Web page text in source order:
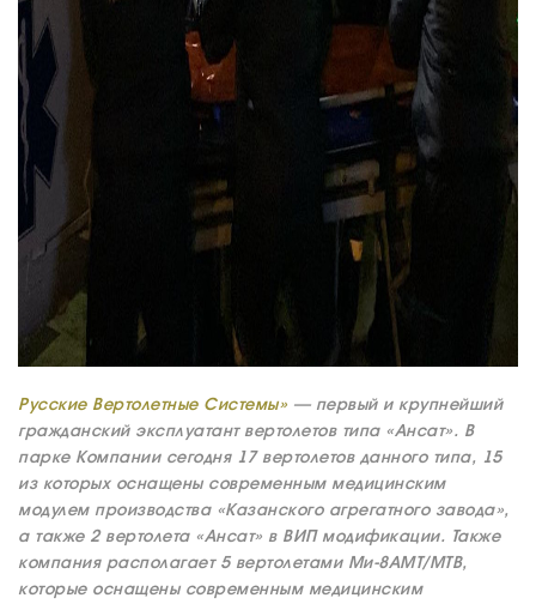
О КОМПАНИИ
ВНУТРЕННИЕ
СОУТ
ДОКУМЕНТЫ
КОМПАНИИ
АВИАПАРК
УСЛУГИ
СЕРВИС
ИНФРАСТРУКТУРА
Русские Вертолетные Системы» — первый и крупнейший
гражданский эксплуатант вертолетов типа «Ансат». В
парке Компании сегодня 17 вертолетов данного типа, 15
из которых оснащены современным медицинским
модулем производства «Казанского агрегатного завода»,
а также 2 вертолета «Ансат» в ВИП модификации. Также
компания располагает 5 вертолетами Ми-8АМТ/МТВ,
которые оснащены современным медицинским